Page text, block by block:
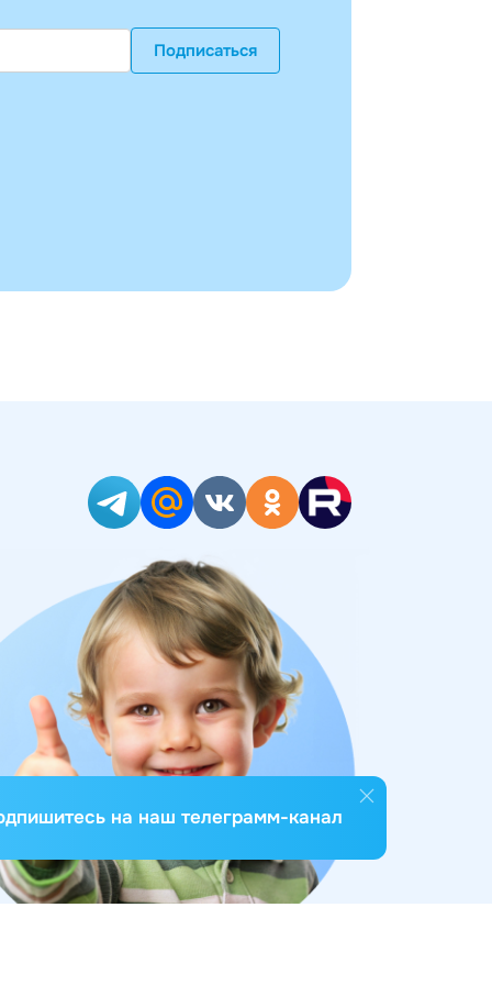
на наш телеграмм-канал
Подписаться